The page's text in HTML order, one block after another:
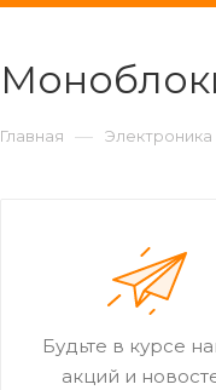
Главная — Электроника
Будьте в курсе
акций и